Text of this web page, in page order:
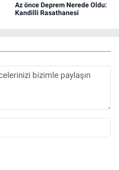
Az önce Deprem Nerede Oldu:
Kandilli Rasathanesi